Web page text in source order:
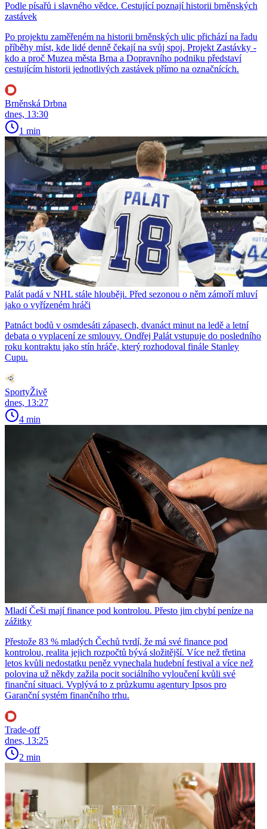
Podle písařů i slavného vědce. Cestující poznají historii brněnských
zastávek
Po projektu zaměřeném na historii brněnských ulic přichází na řadu
příběhy míst, kde lidé denně čekají na svůj spoj. Projekt Zastávky -
kdo a proč Muzea města Brna a Dopravního podniku představí
cestujícím historii jednotlivých zastávek přímo na označnících.
Brněnská Drbna
dnes, 13:30
1 min
Palát padá v NHL stále hlouběji. Před sezonou o něm zámoří mluví
jako o vyřízeném hráči
Patnáct bodů v osmdesáti zápasech, dvanáct minut na ledě a letní
debata o vyplacení ze smlouvy. Ondřej Palát vstupuje do posledního
roku kontraktu jako stín hráče, který rozhodoval finále Stanley
Cupu.
SportyŽivě
dnes, 13:27
4 min
Mladí Češi mají finance pod kontrolou. Přesto jim chybí peníze na
zážitky
Přestože 83 % mladých Čechů tvrdí, že má své finance pod
kontrolou, realita jejich rozpočtů bývá složitější. Více než třetina
letos kvůli nedostatku peněz vynechala hudební festival a více než
polovina už někdy zažila pocit sociálního vyloučení kvůli své
finanční situaci. Vyplývá to z průzkumu agentury Ipsos pro
Garanční systém finančního trhu.
Trade-off
dnes, 13:25
2 min